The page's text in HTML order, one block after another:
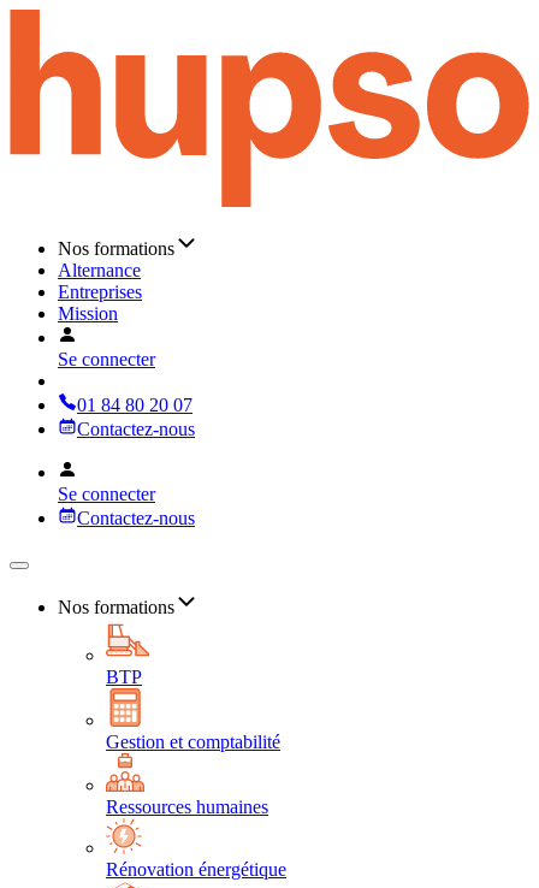
Nos formations
Alternance
Entreprises
Mission
Se connecter
01 84 80 20 07
Contactez-nous
Se connecter
Contactez-nous
Nos formations
BTP
Gestion et comptabilité
Ressources humaines
Rénovation énergétique